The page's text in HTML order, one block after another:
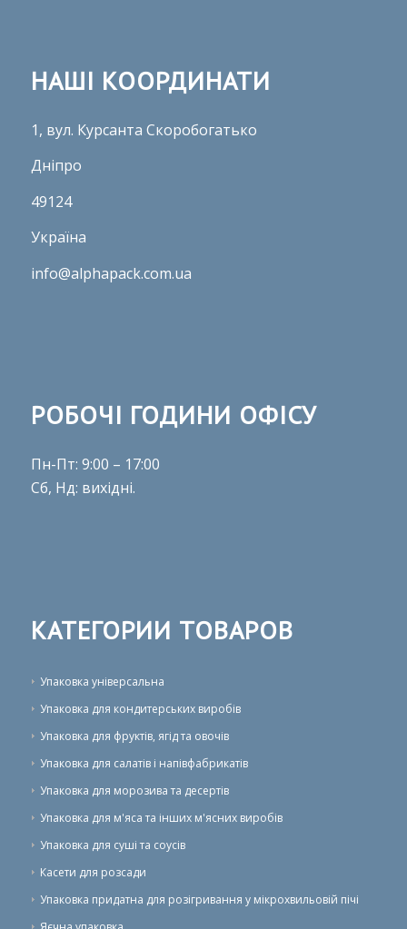
НАШІ КООРДИНАТИ
1, вул. Курсанта Скоробогатько
Дніпро
49124
Україна
info@alphapack.com.ua
РОБОЧІ ГОДИНИ ОФІСУ
Пн-Пт: 9:00 – 17:00
Сб, Нд: вихідні.
КАТЕГОРИИ ТОВАРОВ
Упаковка універсальна
Упаковка для кондитерських виробів
Упаковка для фруктів, ягід та овочів
Упаковка для салатів і напівфабрикатів
Упаковка для морозива та десертів
Упаковка для м'яса та інших м'ясних виробів
Упаковка для суші та соусів
Касети для розсади
Упаковка придатна для розігривання у мікрохвильовій пічі